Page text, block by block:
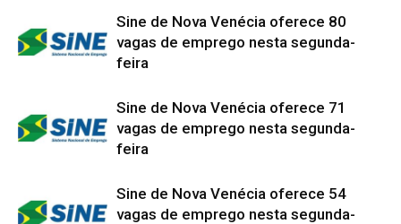
Sine de Nova Venécia oferece 80
vagas de emprego nesta segunda-
feira
Sine de Nova Venécia oferece 71
vagas de emprego nesta segunda-
feira
Sine de Nova Venécia oferece 54
vagas de emprego nesta segunda-